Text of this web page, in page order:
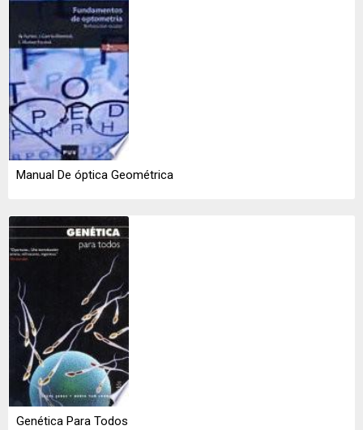
Manual De óptica Geométrica
Genética Para Todos